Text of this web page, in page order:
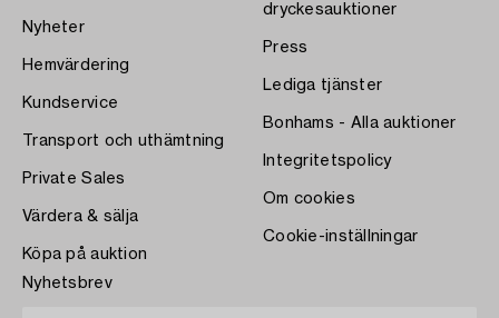
Nyheter
Hemvärdering
Kundservice
Transport och uthämtning
Private Sales
Värdera & sälja
Köpa på auktion
dryckesauktioner
Press
Lediga tjänster
Bonhams - Alla auktioner
Integritetspolicy
Om cookies
Cookie-inställningar
Nyhetsbrev